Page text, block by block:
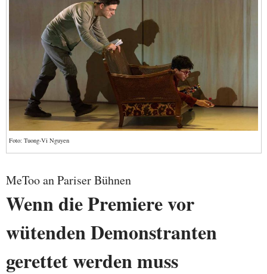
Foto: Tuong-Vi Nguyen
MeToo an Pariser Bühnen
Wenn die Premiere vor
wütenden Demonstranten
gerettet werden muss